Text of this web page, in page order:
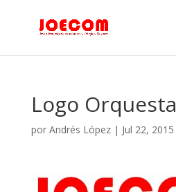
Logo Orquesta
por Andrés López| Jul 22, 2015